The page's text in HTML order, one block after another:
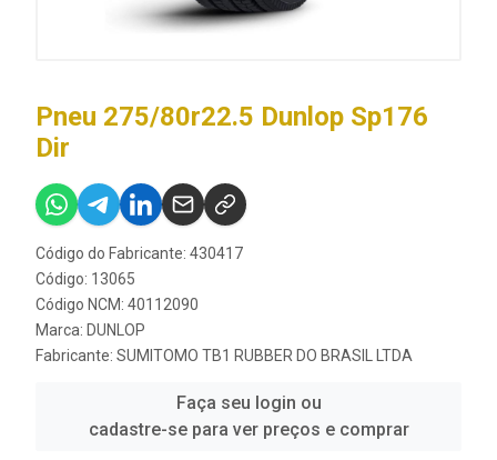
Pneu 275/80r22.5 Dunlop Sp176
Dir
Código do Fabricante: 430417
Código: 13065
Código NCM: 40112090
Marca: DUNLOP
Fabricante: SUMITOMO TB1 RUBBER DO BRASIL LTDA
Faça seu login ou
cadastre-se para ver preços e comprar